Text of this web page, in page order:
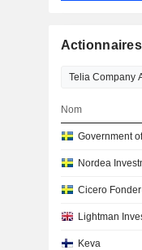
Nom
Government
Nordea
Cicero Fonder
Lightman
Keva